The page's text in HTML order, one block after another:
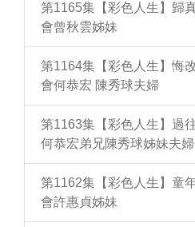
第1165集【彩色人生】歸
會曾秋雲姊妹
第1164集【彩色人生】悔
會何恭宏 陳秀球夫婦
第1163集【彩色人生】過
何恭宏弟兄陳秀球姊妹夫婦
第1162集【彩色人生】童
會許惠貞姊妹